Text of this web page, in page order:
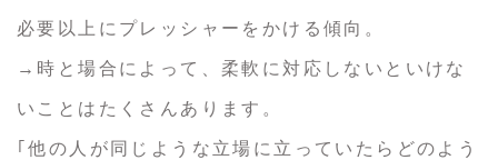
必要以上にプレッシャーをかける傾向。
→時と場合によって、柔軟に対応しないといけな
いことはたくさんあります。
｢他の人が同じような立場に立っていたらどのよう